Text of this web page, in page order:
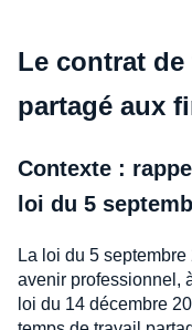
Le contrat
partagé aux
Contexte :
loi du 5
La loi du 5
avenir professionnel,
loi du 14 décembre